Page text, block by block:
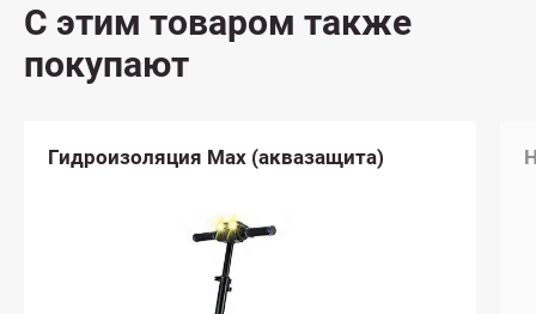
С этим товаром также
покупают
Настройка электросамоката